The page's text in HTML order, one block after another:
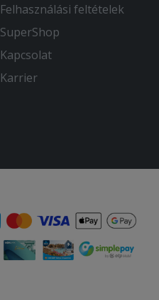
Felhasználási feltételek
SuperShop
Kapcsolat
Karrier